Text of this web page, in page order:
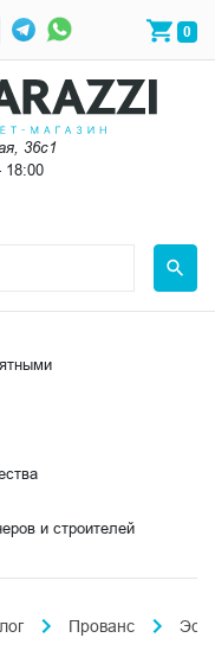
0
36с1
и строителей
Прованс